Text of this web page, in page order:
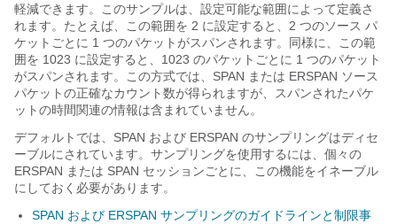
軽減できます。このサンプルは、設定可能な範囲によって定義さ
れます。たとえば、この範囲を 2 に設定すると、2 つのソース パ
ケットごとに 1 つのパケットがスパンされます。同様に、この範
囲を 1023 に設定すると、1023 のパケットごとに 1 つのパケット
がスパンされます。この方式では、SPAN または ERSPAN ソース
パケットの正確なカウント数が得られますが、スパンされたパケ
ットの時間関連の情報は含まれていません。
デフォルトでは、SPAN および ERSPAN のサンプリングはディセ
ーブルにされています。サンプリングを使用するには、個々の
ERSPAN または SPAN セッションごとに、この機能をイネーブル
にしておく必要があります。
SPAN および ERSPAN サンプリングのガイドラインと制限事